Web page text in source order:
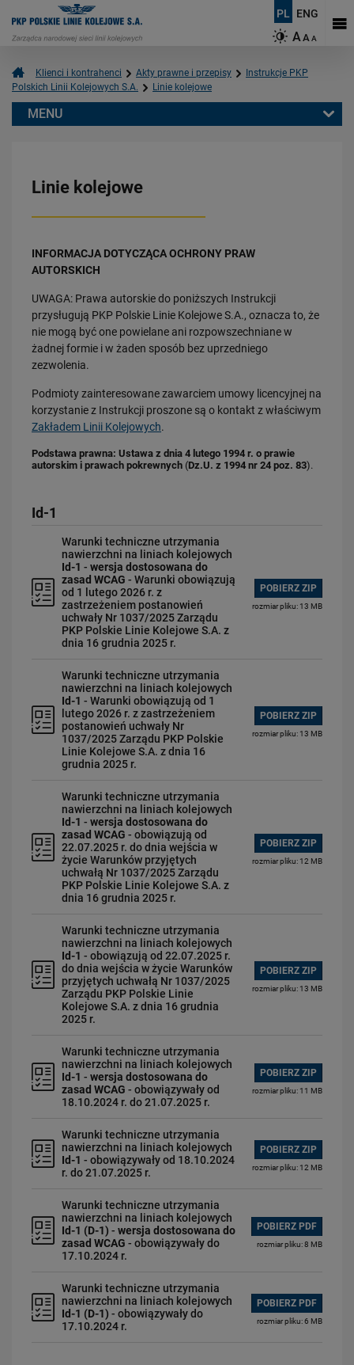
PL ENG
AAA
Klienci i kontrahenci Akty prawne i przepisy
Instrukcje PKP
Polskich Linii Kolejowych S.A.
Linie kolejowe
Linie kolejowe
INFORMACJA DOTYCZĄCA OCHRONY PRAW
AUTORSKICH
UWAGA: Prawa autorskie do poniższych Instrukcji
przysługują PKP Polskie Linie Kolejowe S.A., oznacza to, że
nie mogą być one powielane ani rozpowszechniane w
żadnej formie i w żaden sposób bez uprzedniego
zezwolenia.
Podmioty zainteresowane zawarciem umowy licencyjnej na
korzystanie z Instrukcji proszone są o kontakt z właściwym
Zakładem Linii Kolejowych.
Podstawa prawna: Ustawa z dnia 4 lutego 1994 r. o prawie
autorskim i prawach pokrewnych (Dz.U. z 1994 nr 24 poz. 83).
Id-1
Warunki techniczne utrzymania
nawierzchni na liniach kolejowych
Id-1 - wersja dostosowana do
zasad WCAG - Warunki obowiązują
od 1 lutego 2026 r. z
zastrzeżeniem postanowień
uchwały Nr 1037/2025 Zarządu
PKP Polskie Linie Kolejowe S.A. z
dnia 16 grudnia 2025 r.
POBIERZ ZIP
rozmiar pliku: 13 MB
Warunki techniczne utrzymania
nawierzchni na liniach kolejowych
Id-1 - Warunki obowiązują od 1
lutego 2026 r. z zastrzeżeniem
postanowień uchwały Nr
1037/2025 Zarządu PKP Polskie
Linie Kolejowe S.A. z dnia 16
grudnia 2025 r.
POBIERZ ZIP
rozmiar pliku: 13 MB
Warunki techniczne utrzymania
nawierzchni na liniach kolejowych
Id-1 - wersja dostosowana do
zasad WCAG - obowiązują od
22.07.2025 r. do dnia wejścia w
życie Warunków przyjętych
uchwałą Nr 1037/2025 Zarządu
PKP Polskie Linie Kolejowe S.A. z
dnia 16 grudnia 2025 r.
POBIERZ ZIP
rozmiar pliku: 12 MB
Warunki techniczne utrzymania
nawierzchni na liniach kolejowych
Id-1 - obowiązują od 22.07.2025 r.
do dnia wejścia w życie Warunków
przyjętych uchwałą Nr 1037/2025
Zarządu PKP Polskie Linie
Kolejowe S.A. z dnia 16 grudnia
2025 r.
POBIERZ ZIP
rozmiar pliku: 13 MB
Warunki techniczne utrzymania
nawierzchni na liniach kolejowych
Id-1 - wersja dostosowana do
zasad WCAG - obowiązywały od
18.10.2024 r. do 21.07.2025 r.
POBIERZ ZIP
rozmiar pliku: 11 MB
Warunki techniczne utrzymania
nawierzchni na liniach kolejowych
Id-1 - obowiązywały od 18.10.2024
r. do 21.07.2025 r.
POBIERZ ZIP
rozmiar pliku: 12 MB
Warunki techniczne utrzymania
nawierzchni na liniach kolejowych
Id-1 (D-1) - wersja dostosowana do
zasad WCAG - obowiązywały do
17.10.2024 r.
POBIERZ PDF
rozmiar pliku: 8 MB
Warunki techniczne utrzymania
nawierzchni na liniach kolejowych
Id-1 (D-1) - obowiązywały do
17.10.2024 r.
POBIERZ PDF
rozmiar pliku: 6 MB
MENU
Akty prawne i przepisy
Instrukcje PKP Polskich Linii Kolejowych S.A.
Automatyka i telekomunikacja
Linie kolejowe
Ochrona środowiska
Geodezja kolejowa
Geologia inżynierska
Elektroenergetyka kolejowa
Sprawy organizacyjno-administracyjne
Pojazdy kolejowe
Inne
Standardy techniczne
Regulacje wewnętrzne
Geodezja
Informacja dla akcjonariuszy
Bezpieczeństwo Informacji Spółki
Statut Sieci Kolejowej
Warunki udostępniania infrastruktury i regulaminy
Serwis Kalkulacja
Internetowy system zamawiania trasy pociągu
Forum inwestycyjne
Zamówienia publiczne
Najem/Dzierżawa
Połączenie bocznic
Inwestycje zewnętrzne
Ochrona środowiska
Współpraca Zarządców/Współpraca międzynarodowa
Konsultacje w ramach Rozporządzenia dot. przepustowości
API Otwarte Dane
Zintegrowana Sieć Kolejowa
Obserwuj nas